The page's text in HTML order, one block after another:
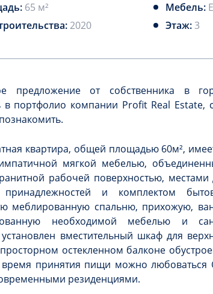
65 м² Мебель:
2020 Этаж:3
предложение от собственника в
в портфолио компании Profit Real Estate,
квартира, общей площадью 60м²,
мягкой мебелью,
рабочей поверхностью, местами
принадлежностей и комплектом
меблированную спальню, прихожую,
необходимой мебелью и
вместительный шкаф для
остекленном балконе
принятия пищи можно любоваться
резиденциями.